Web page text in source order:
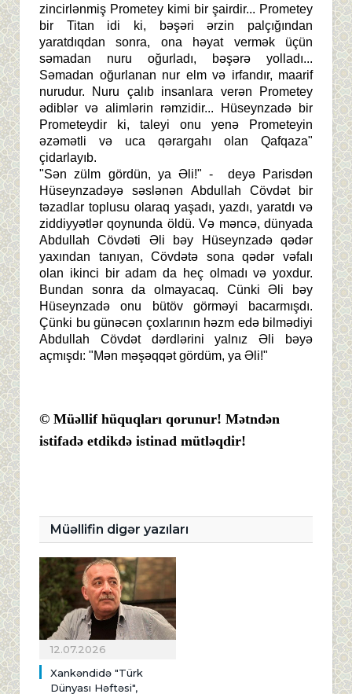
zincirlənmiş Prometey kimi bir şairdir... Prometey
bir Titan idi ki, bəşəri ərzin palçığından
yaratdıqdan sonra, ona həyat vermək üçün
səmadan nuru oğurladı, bəşərə yolladı...
Səmadan oğurlanan nur elm və irfandır, maarif
nurudur. Nuru çalıb insanlara verən Prometey
ədiblər və alimlərin rəmzidir... Hüseynzadə bir
Prometeydir ki, taleyi onu yenə Prometeyin
əzəmətli və uca qərargahı olan Qafqaza"
çidarlayıb.
"Sən zülm gördün, ya Əli!" - deyə Parisdən
Hüseynzadəyə səslənən Abdullah Cövdət bir
təzadlar toplusu olaraq yaşadı, yazdı, yaratdı və
ziddiyyətlər qoynunda öldü. Və məncə, dünyada
Abdullah Cövdəti Əli bəy Hüseynzadə qədər
yaxından tanıyan, Cövdətə sona qədər vəfalı
olan ikinci bir adam da heç olmadı və yoxdur.
Bundan sonra da olmayacaq. Cünki Əli bəy
Hüseynzadə onu bütöv görməyi bacarmışdı.
Çünki bu günəcən çoxlarının həzm edə bilmədiyi
Abdullah Cövdət dərdlərini yalnız Əli bəyə
açmışdı: "Mən məşəqqət gördüm, ya Əli!"
© Müəllif hüquqları qorunur! Mətndən
istifadə etdikdə istinad mütləqdir!
Müəllifin digər yazıları
12.07.2026
Xankəndidə "Türk
Dünyası Həftəsi",